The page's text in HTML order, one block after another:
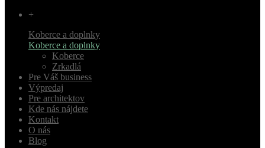
+
Koberce a doplnky
Koberce a doplnky
Koberce
Zrkadlá
Pre Váš business
Výpredaj
Pre architektov
Kde nás nájdete
Kontakt
O nás
Blog